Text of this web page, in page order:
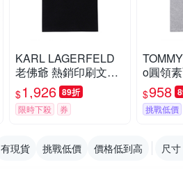
KARL LAGERFELD
老佛爺 熱銷印刷文字
純棉圖案短袖T恤-黑
色
$1,926 89折
限時下殺 券
o圓領
色
$958
挑戰低價
有現貨 挑戰低價 價格低到高 尺寸